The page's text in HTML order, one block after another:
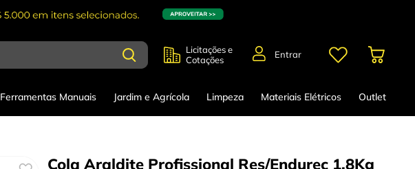
Licitações e
Cotações
Entrar
Ferramentas Manuais Jardim e Agrícola Limpeza Materiais Elétricos Outlet
Cola Araldite Profissional Res/Endurec 1,8Kg